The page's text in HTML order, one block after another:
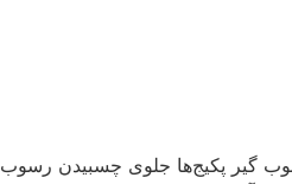
گیر‌ پکیج‌ها جلوی چسبیدن رسوب